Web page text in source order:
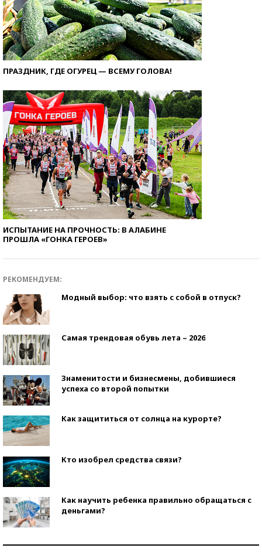
ПРАЗДНИК, ГДЕ ОГУРЕЦ — ВСЕМУ ГОЛОВА!
ИСПЫТАНИЕ НА ПРОЧНОСТЬ: В АЛАБИНЕ
ПРОШЛА «ГОНКА ГЕРОЕВ»
РЕКОМЕНДУЕМ:
Модный выбор: что взять с собой в отпуск?
Самая трендовая обувь лета – 2026
Знаменитости и бизнесмены, добившиеся
успеха со второй попытки
Как защититься от солнца на курорте?
Кто изобрел средства связи?
Как научить ребенка правильно обращаться с
деньгами?